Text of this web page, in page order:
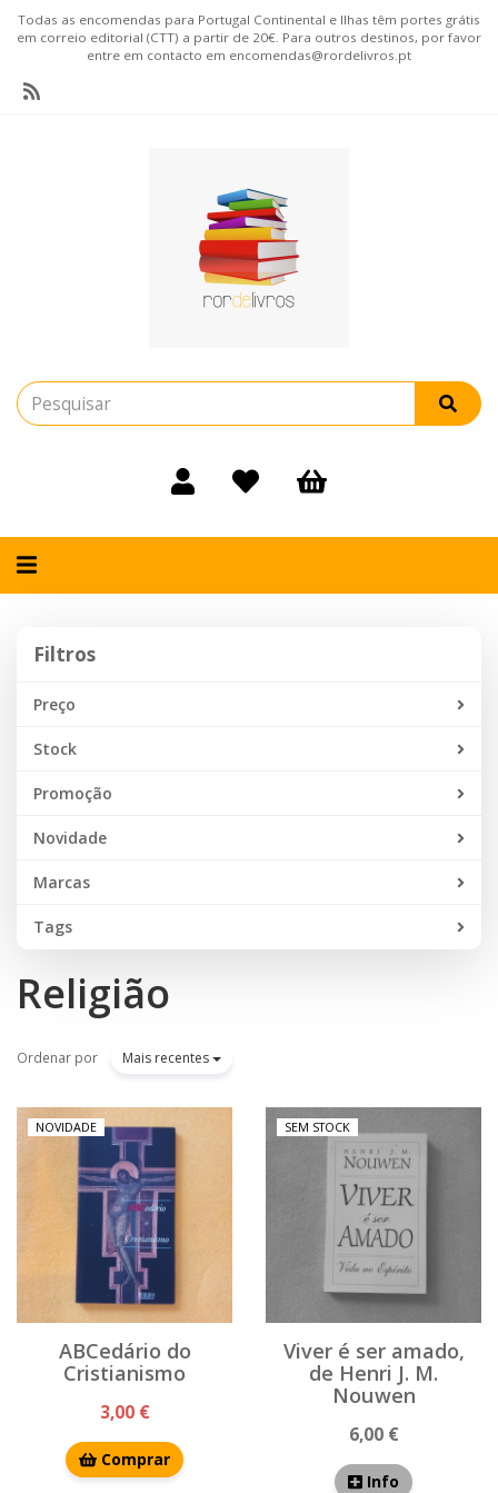
Todas as encomendas para Portugal Continental e Ilhas têm portes grátis
em correio editorial (CTT) a partir de 20€. Para outros destinos, por favor
entre em contacto em encomendas@rordelivros.pt
Alternar
Filtros
Preço
Stock
Promoção
Novidade
Marcas
Tags
Religião
Ordenar por Mais recentes
NOVIDADE
ABCedário do
Cristianismo
3,00 €
Comprar
SEM STOCK
Viver é ser amado,
de Henri J. M.
Nouwen
6,00 €
Info